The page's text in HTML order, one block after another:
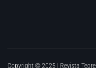
Copyright © 2025 | Revista